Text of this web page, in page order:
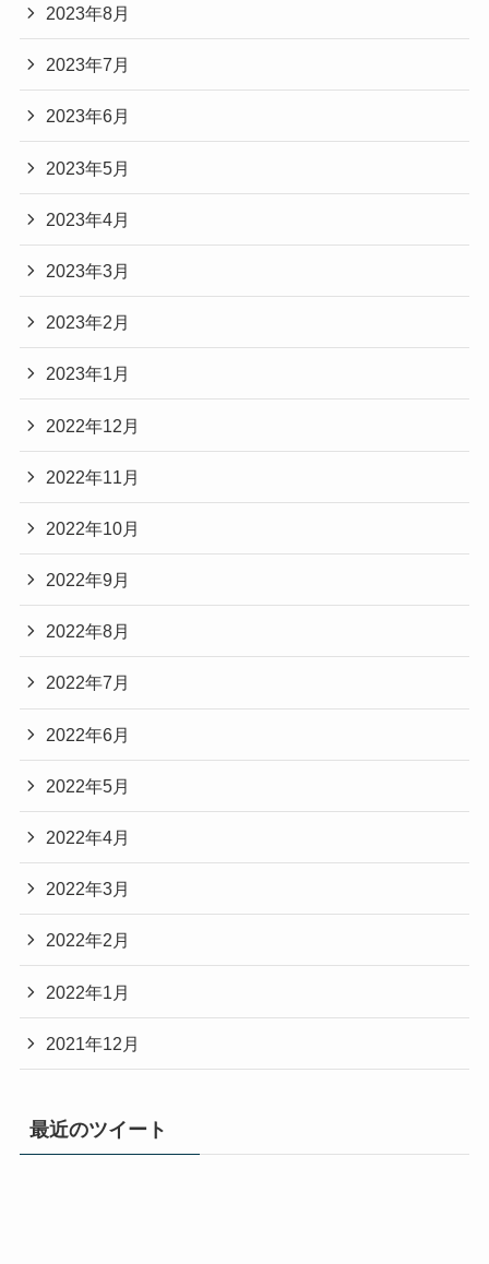
2023年8月
2023年7月
2023年6月
2023年5月
2023年4月
2023年3月
2023年2月
2023年1月
2022年12月
2022年11月
2022年10月
2022年9月
2022年8月
2022年7月
2022年6月
2022年5月
2022年4月
2022年3月
2022年2月
2022年1月
2021年12月
最近のツイート